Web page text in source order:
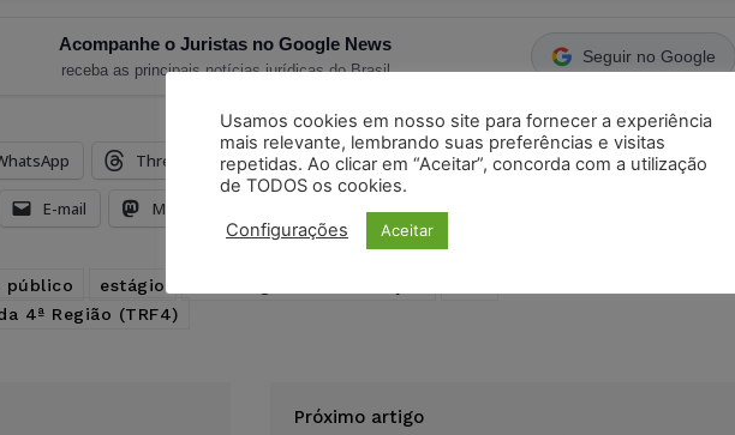
Acompanhe o Juristas no Google News
receba as principais notícias jurídicas do Brasil
Seguir no Google
Threads Facebook Telegram Pinterest Tumblr
E-mail Mastodon
público estágio
4ª Região (TRF4)
Próximo artigo
Usamos cookies em nosso site para fornecer a experiência
mais relevante, lembrando suas preferências e visitas
repetidas. Ao clicar em “Aceitar”, concorda com a utilização
de TODOS os cookies.
Configurações Aceitar